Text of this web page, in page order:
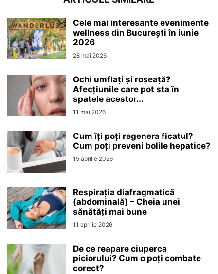
Cele mai interesante evenimente
wellness din București în iunie
2026
28 mai 2026
Ochi umflați și roșeață?
Afecțiunile care pot sta în
spatele acestor...
11 mai 2026
Cum îți poți regenera ficatul?
Cum poți preveni bolile hepatice?
15 aprilie 2026
Respirația diafragmatică
(abdominală) – Cheia unei
sănătăți mai bune
11 aprilie 2026
De ce reapare ciuperca
piciorului? Cum o poți combate
corect?